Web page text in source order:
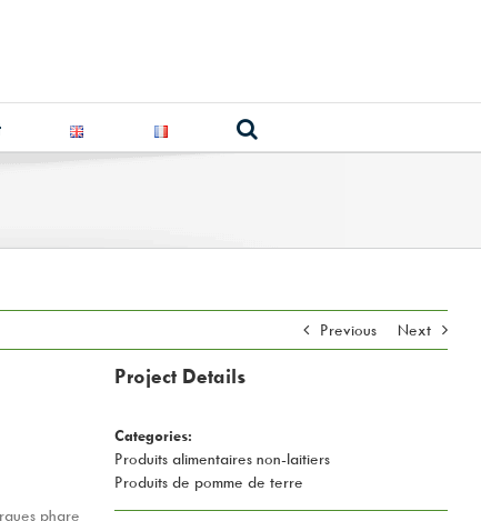
Previous Next
phare
Project Details
Categories:
Produits alimentaires non-laitiers
Produits de pomme de terre